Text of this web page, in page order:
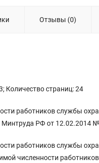
Отзывы (0)
Количество страниц: 24
работников службы
РФ от 12.02.2014
работников службы
численности